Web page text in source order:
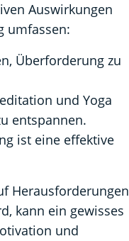
Auswirkungen
umfassen:
Überforderung zu
und Yoga
entspannen.
ist eine effektive
Herausforderungen
kann ein gewisses
und